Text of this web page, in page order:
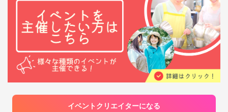
さい！一歩踏み出してよかったと思える時間
をお約束します✨ 🌟 当サークルの4つの安心
ポイント！ ① 参加者の【9割】が1人参加から
スタート！ 最初はみんな緊張しながら1人で来
てくれています。受付からすぐに馴染めるよ
う、主催者やメンバーが全力でフォローしま
す！ ② 【女性6割：男性4割】で女性も参加し
やすい雰囲気 スポーツサークルとしては珍し
く、女性の比率が高めです！優しく、お互い
を尊重し合えるクリーンなメンバーばかりな
ので、女性お1人でも安心してご参加いただけ
勝負ではなく「みんなで笑いながら楽しむこ
イベントクリエイターになる